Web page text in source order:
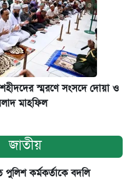
স্মরণে সংসদে দোয়া ও
মাহফিল
জাতীয়
কর্মকর্তাকে বদলি